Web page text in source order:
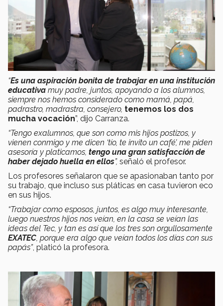
“Es una aspiración bonita de trabajar en una institución
educativa muy padre, juntos, apoyando a los alumnos,
siempre nos hemos considerado como mamá, papá,
padrastro, madrastra, consejero, tenemos los dos
mucha vocación”, dijo Carranza.
“Tengo exalumnos, que son como mis hijos postizos, y
vienen conmigo y me dicen ‘tío, te invito un café’, me piden
asesoría y platicamos, tengo una gran satisfacción de
haber dejado huella en ellos”, señaló el profesor.
Los profesores señalaron que se apasionaban tanto por
su trabajo, que incluso sus pláticas en casa tuvieron eco
en sus hijos.
“Trabajar como esposos, juntos, es algo muy interesante,
luego nuestros hijos nos veían, en la casa se veían las
ideas del Tec, y tan es así que los tres son orgullosamente
EXATEC , porque era algo que veían todos los días con sus
papás”, platicó la profesora.